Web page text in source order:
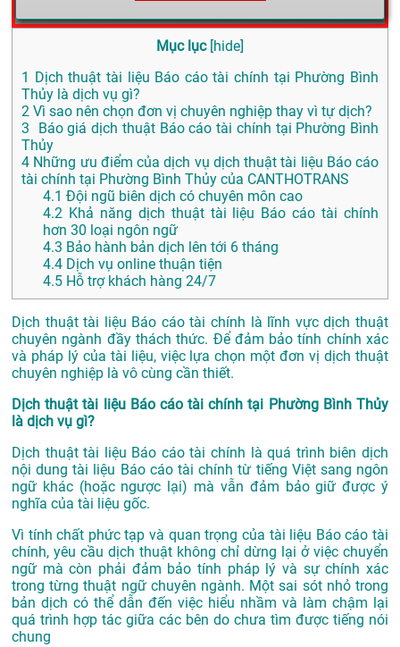
Mục lục [hide]
1
Dịch thuật tài liệu Báo cáo tài chính tại Phường Bình
Thủy là dịch vụ gì?
2 Vì sao nên chọn đơn vị chuyên nghiệp thay vì tự dịch?
3 Báo giá dịch thuật Báo cáo tài chính tại Phường Bình
Thủy
4 Những ưu điểm của dịch vụ dịch thuật tài liệu Báo cáo
tài chính tại Phường Bình Thủy của CANTHOTRANS
4.1 Đội ngũ biên dịch có chuyên môn cao
4.2 Khả năng dịch thuật tài liệu Báo cáo tài chính
hơn 30 loại ngôn ngữ
4.3 Bảo hành bản dịch lên tới 6 tháng
4.4 Dịch vụ online thuận tiện
4.5 Hỗ trợ khách hàng 24/7
Dịch thuật tài liệu Báo cáo tài chính là lĩnh vực dịch thuật
chuyên ngành đầy thách thức. Để đảm bảo tính chính xác
và pháp lý của tài liệu, việc lựa chọn một đơn vị dịch thuật
chuyên nghiệp là vô cùng cần thiết.
Dịch thuật tài liệu Báo cáo tài chính tại Phường Bình Thủy
là dịch vụ gì?
Dịch thuật tài liệu Báo cáo tài chính là quá trình biên dịch
nội dung tài liệu Báo cáo tài chính từ tiếng Việt sang ngôn
ngữ khác (hoặc ngược lại) mà vẫn đảm bảo giữ được ý
nghĩa của tài liệu gốc.
Vì tính chất phức tạp và quan trọng của tài liệu Báo cáo tài
chính, yêu cầu dịch thuật không chỉ dừng lại ở việc chuyển
ngữ mà còn phải đảm bảo tính pháp lý và sự chính xác
trong từng thuật ngữ chuyên ngành. Một sai sót nhỏ trong
bản dịch có thể dẫn đến việc hiểu nhầm và làm chậm lại
quá trình hợp tác giữa các bên do chưa tìm được tiếng nói
chung